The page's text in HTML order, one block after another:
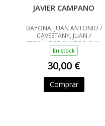
JAVIER CAMPANO
BAYONA, JUAN ANTONIO /
CAVESTANY, JUAN /
FERNÁNDEZ-SANTOS, ELSA
En stock
30,00 €
Comprar